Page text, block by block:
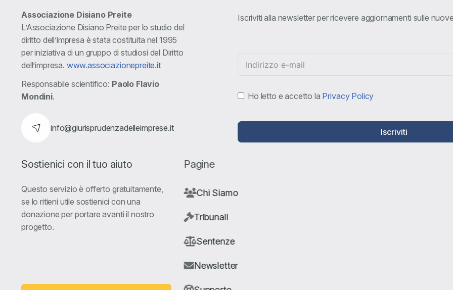
Associazione Disiano Preite
L’Associazione Disiano Preite per lo studio del
diritto dell’impresa è stata costituita nel 1995
per iniziativa di un gruppo di studiosi del Diritto
dell’impresa. www.associazionepreite.it
Responsabile scientifico: Paolo Flavio
Mondini.
info@giurisprudenzadelleimprese.it
Iscriviti alla newsletter per ricevere aggiornamenti sulle
Ho letto e accetto la Privacy Policy
Iscriviti
Sostienici con il tuo aiuto
Questo servizio è offerto gratuitamente,
se lo ritieni utile sostienici con una
donazione per portare avanti il nostro
progetto.
Pagine
Chi Siamo
Tribunali
Sentenze
Newsletter